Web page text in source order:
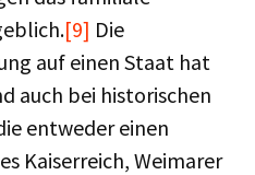
[9] Die
auf einen Staat hat
auch bei historischen
entweder einen
Kaiserreich, Weimarer